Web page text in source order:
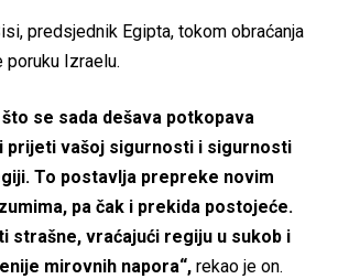
predsjednik Egipta, tokom obraćanja
poruku Izraelu.
što se sada dešava potkopava
prijeti vašoj sigurnosti i sigurnosti
To postavlja prepreke novim
pa čak i prekida postojeće.
strašne, vraćajući regiju u sukob i
mirovnih napora“, rekao je on.